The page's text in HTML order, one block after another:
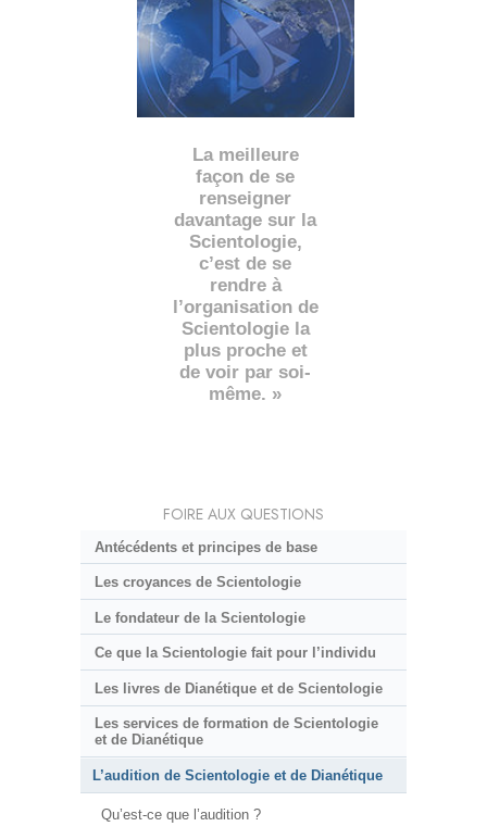
La meilleure
façon de se
renseigner
davantage sur la
Scientologie,
c’est de se
rendre à
l’organisation de
Scientologie la
plus proche et
de voir par soi-
même. »
FOIRE AUX QUESTIONS
Antécédents et principes de base
Les croyances de Scientologie
Le fondateur de la Scientologie
Ce que la Scientologie fait pour l’individu
Les livres de Dianétique et de Scientologie
Les services de formation de Scientologie
et de Dianétique
L’audition de Scientologie et de Dianétique
Qu’est-ce que l’audition ?